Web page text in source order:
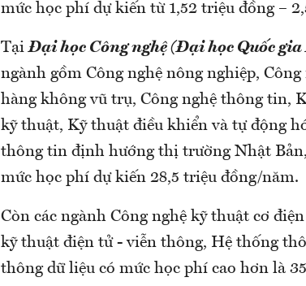
mức học phí dự kiến từ 1,52 triệu đồng –
TạiĐại học Công nghệ (Đại học Quốc
ngành gồm Công nghệ nông nghiệp,
hàng không vũ trụ, Công nghệ thông tin,
kỹ thuật, Kỹ thuật điều khiển và tự động
thông tin định hướng thị trường Nhật
mức học phí dự kiến 28,5 triệu đồng/năm.
Còn các ngành Công nghệ kỹ thuật cơ
kỹ thuật điện tử - viễn thông, Hệ thống
thông dữ liệu có mức học phí cao hơn là